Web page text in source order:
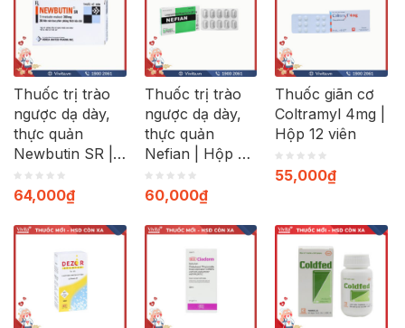
Thuốc trị trào
ngược dạ dày,
thực quản
Newbutin SR |
Hộp 30 viên
64,000₫
Thuốc trị trào
ngược dạ dày,
thực quản
Nefian | Hộp 30
viên
60,000₫
Thuốc giãn cơ
Coltramyl 4mg |
Hộp 12 viên
55,000₫